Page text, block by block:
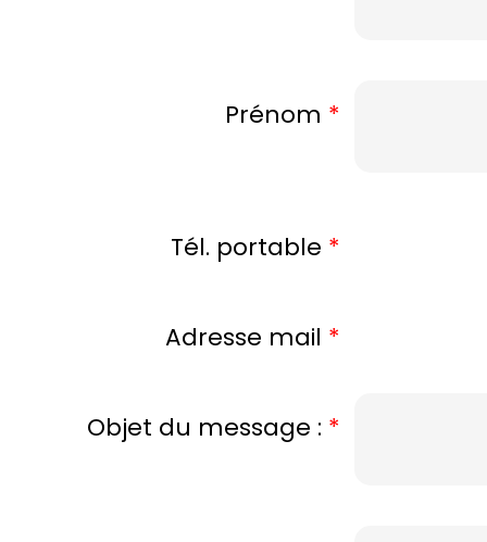
Prénom *
Tél. portable *
Adresse mail *
Objet du message : *